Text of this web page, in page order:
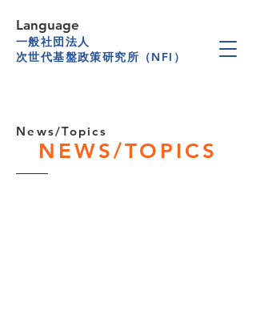
一般社団法人
次世代基盤政策研究所（NFI）
Language
News/Topics
NEWS/TOPICS